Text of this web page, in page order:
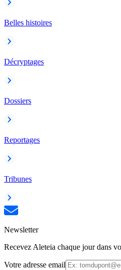
Belles histoires
Décryptages
Dossiers
Reportages
Tribunes
Newsletter
Recevez Aleteia chaque jour dans
Votre adresse email